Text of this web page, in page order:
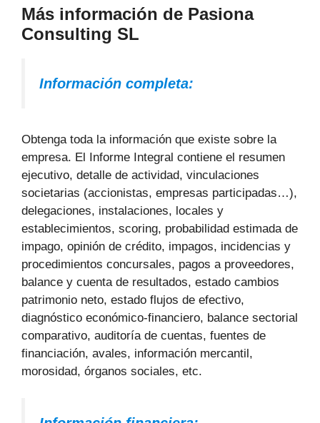
Más información de Pasiona
Consulting SL
Información completa:
Obtenga toda la información que existe sobre la
empresa. El Informe Integral contiene el resumen
ejecutivo, detalle de actividad, vinculaciones
societarias (accionistas, empresas participadas…),
delegaciones, instalaciones, locales y
establecimientos, scoring, probabilidad estimada de
impago, opinión de crédito, impagos, incidencias y
procedimientos concursales, pagos a proveedores,
balance y cuenta de resultados, estado cambios
patrimonio neto, estado flujos de efectivo,
diagnóstico económico-financiero, balance sectorial
comparativo, auditoría de cuentas, fuentes de
financiación, avales, información mercantil,
morosidad, órganos sociales, etc.